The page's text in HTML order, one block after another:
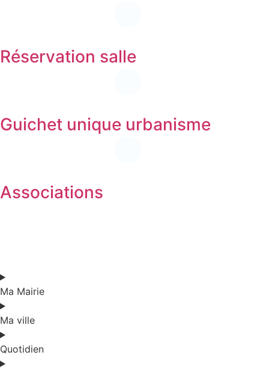
Réservation salle
Guichet unique urbanisme
Associations
Ma Mairie
Ma ville
Quotidien